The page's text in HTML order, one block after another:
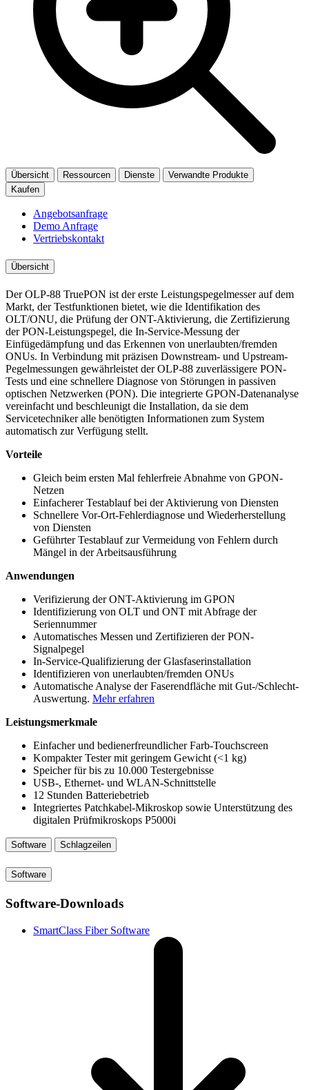
Übersicht Ressourcen Dienste
Verwandte Produkte
Kaufen
Angebotsanfrage
Demo Anfrage
Vertriebskontakt
Übersicht
Der OLP-88 TruePON ist der erste Leistungspegelmesser auf dem
Markt, der Testfunktionen bietet, wie die Identifikation des
OLT/ONU, die Prüfung der ONT-Aktivierung, die Zertifizierung
der PON-Leistungspegel, die In-Service-Messung der
Einfügedämpfung und das Erkennen von unerlaubten/fremden
ONUs. In Verbindung mit präzisen Downstream- und Upstream-
Pegelmessungen gewährleistet der OLP-88 zuverlässigere PON-
Tests und eine schnellere Diagnose von Störungen in passiven
optischen Netzwerken (PON). Die integrierte GPON-Datenanalyse
vereinfacht und beschleunigt die Installation, da sie dem
Servicetechniker alle benötigten Informationen zum System
automatisch zur Verfügung stellt.
Vorteile
Gleich beim ersten Mal fehlerfreie Abnahme von GPON-
Netzen
Einfacherer Testablauf bei der Aktivierung von Diensten
Schnellere Vor-Ort-Fehlerdiagnose und Wiederherstellung
von Diensten
Geführter Testablauf zur Vermeidung von Fehlern durch
Mängel in der Arbeitsausführung
Anwendungen
Verifizierung der ONT-Aktivierung im GPON
Identifizierung von OLT und ONT mit Abfrage der
Seriennummer
Automatisches Messen und Zertifizieren der PON-
Signalpegel
In-Service-Qualifizierung der Glasfaserinstallation
Identifizieren von unerlaubten/fremden ONUs
Automatische Analyse der Faserendfläche mit Gut-/Schlecht-
Auswertung. Mehr erfahren
Leistungsmerkmale
Einfacher und bedienerfreundlicher Farb-Touchscreen
Kompakter Tester mit geringem Gewicht (<1 kg)
Speicher für bis zu 10.000 Testergebnisse
USB-, Ethernet- und WLAN-Schnittstelle
12 Stunden Batteriebetrieb
Integriertes Patchkabel-Mikroskop sowie Unterstützung des
digitalen Prüfmikroskops P5000i
Software Schlagzeilen
Software
Software-Downloads
SmartClass Fiber Software